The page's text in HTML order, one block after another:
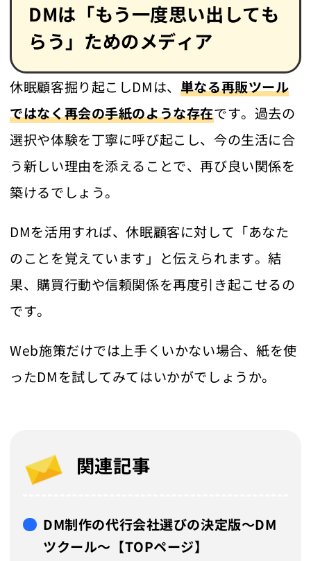
DMは「もう一度思い出しても
らう」ためのメディア
休眠顧客掘り起こしDMは、 単なる再販ツール
ではなく再会の手紙のような存在です。過去の
選択や体験を丁寧に呼び起こし、今の生活に合
う新しい理由を添えることで、再び良い関係を
築けるでしょう。
DMを活用すれば、休眠顧客に対して「あなた
のことを覚えています」と伝えられます。結
果、購買行動や信頼関係を再度引き起こせるの
です。
Web施策だけでは上手くいかない場合、紙を使
ったDMを試してみてはいかがでしょうか。
関連記事
DM制作の代行会社選びの決定版～DM
ツクール～【TOPページ】